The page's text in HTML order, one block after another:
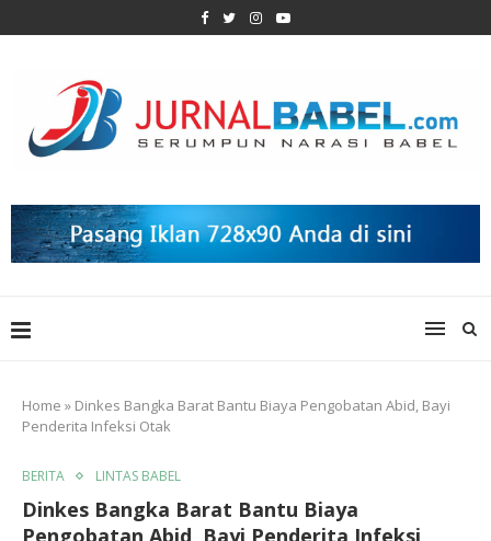
Home » Dinkes Bangka Barat Bantu Biaya Pengobatan Abid, Bayi
Penderita Infeksi Otak
BERITA LINTAS BABEL
Dinkes Bangka Barat Bantu Biaya
Pengobatan Abid, Bayi Penderita Infeksi